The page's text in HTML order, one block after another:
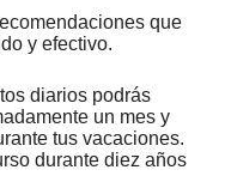
que
y efectivo.
diarios podrás
un mes y
tus vacaciones.
durante diez años